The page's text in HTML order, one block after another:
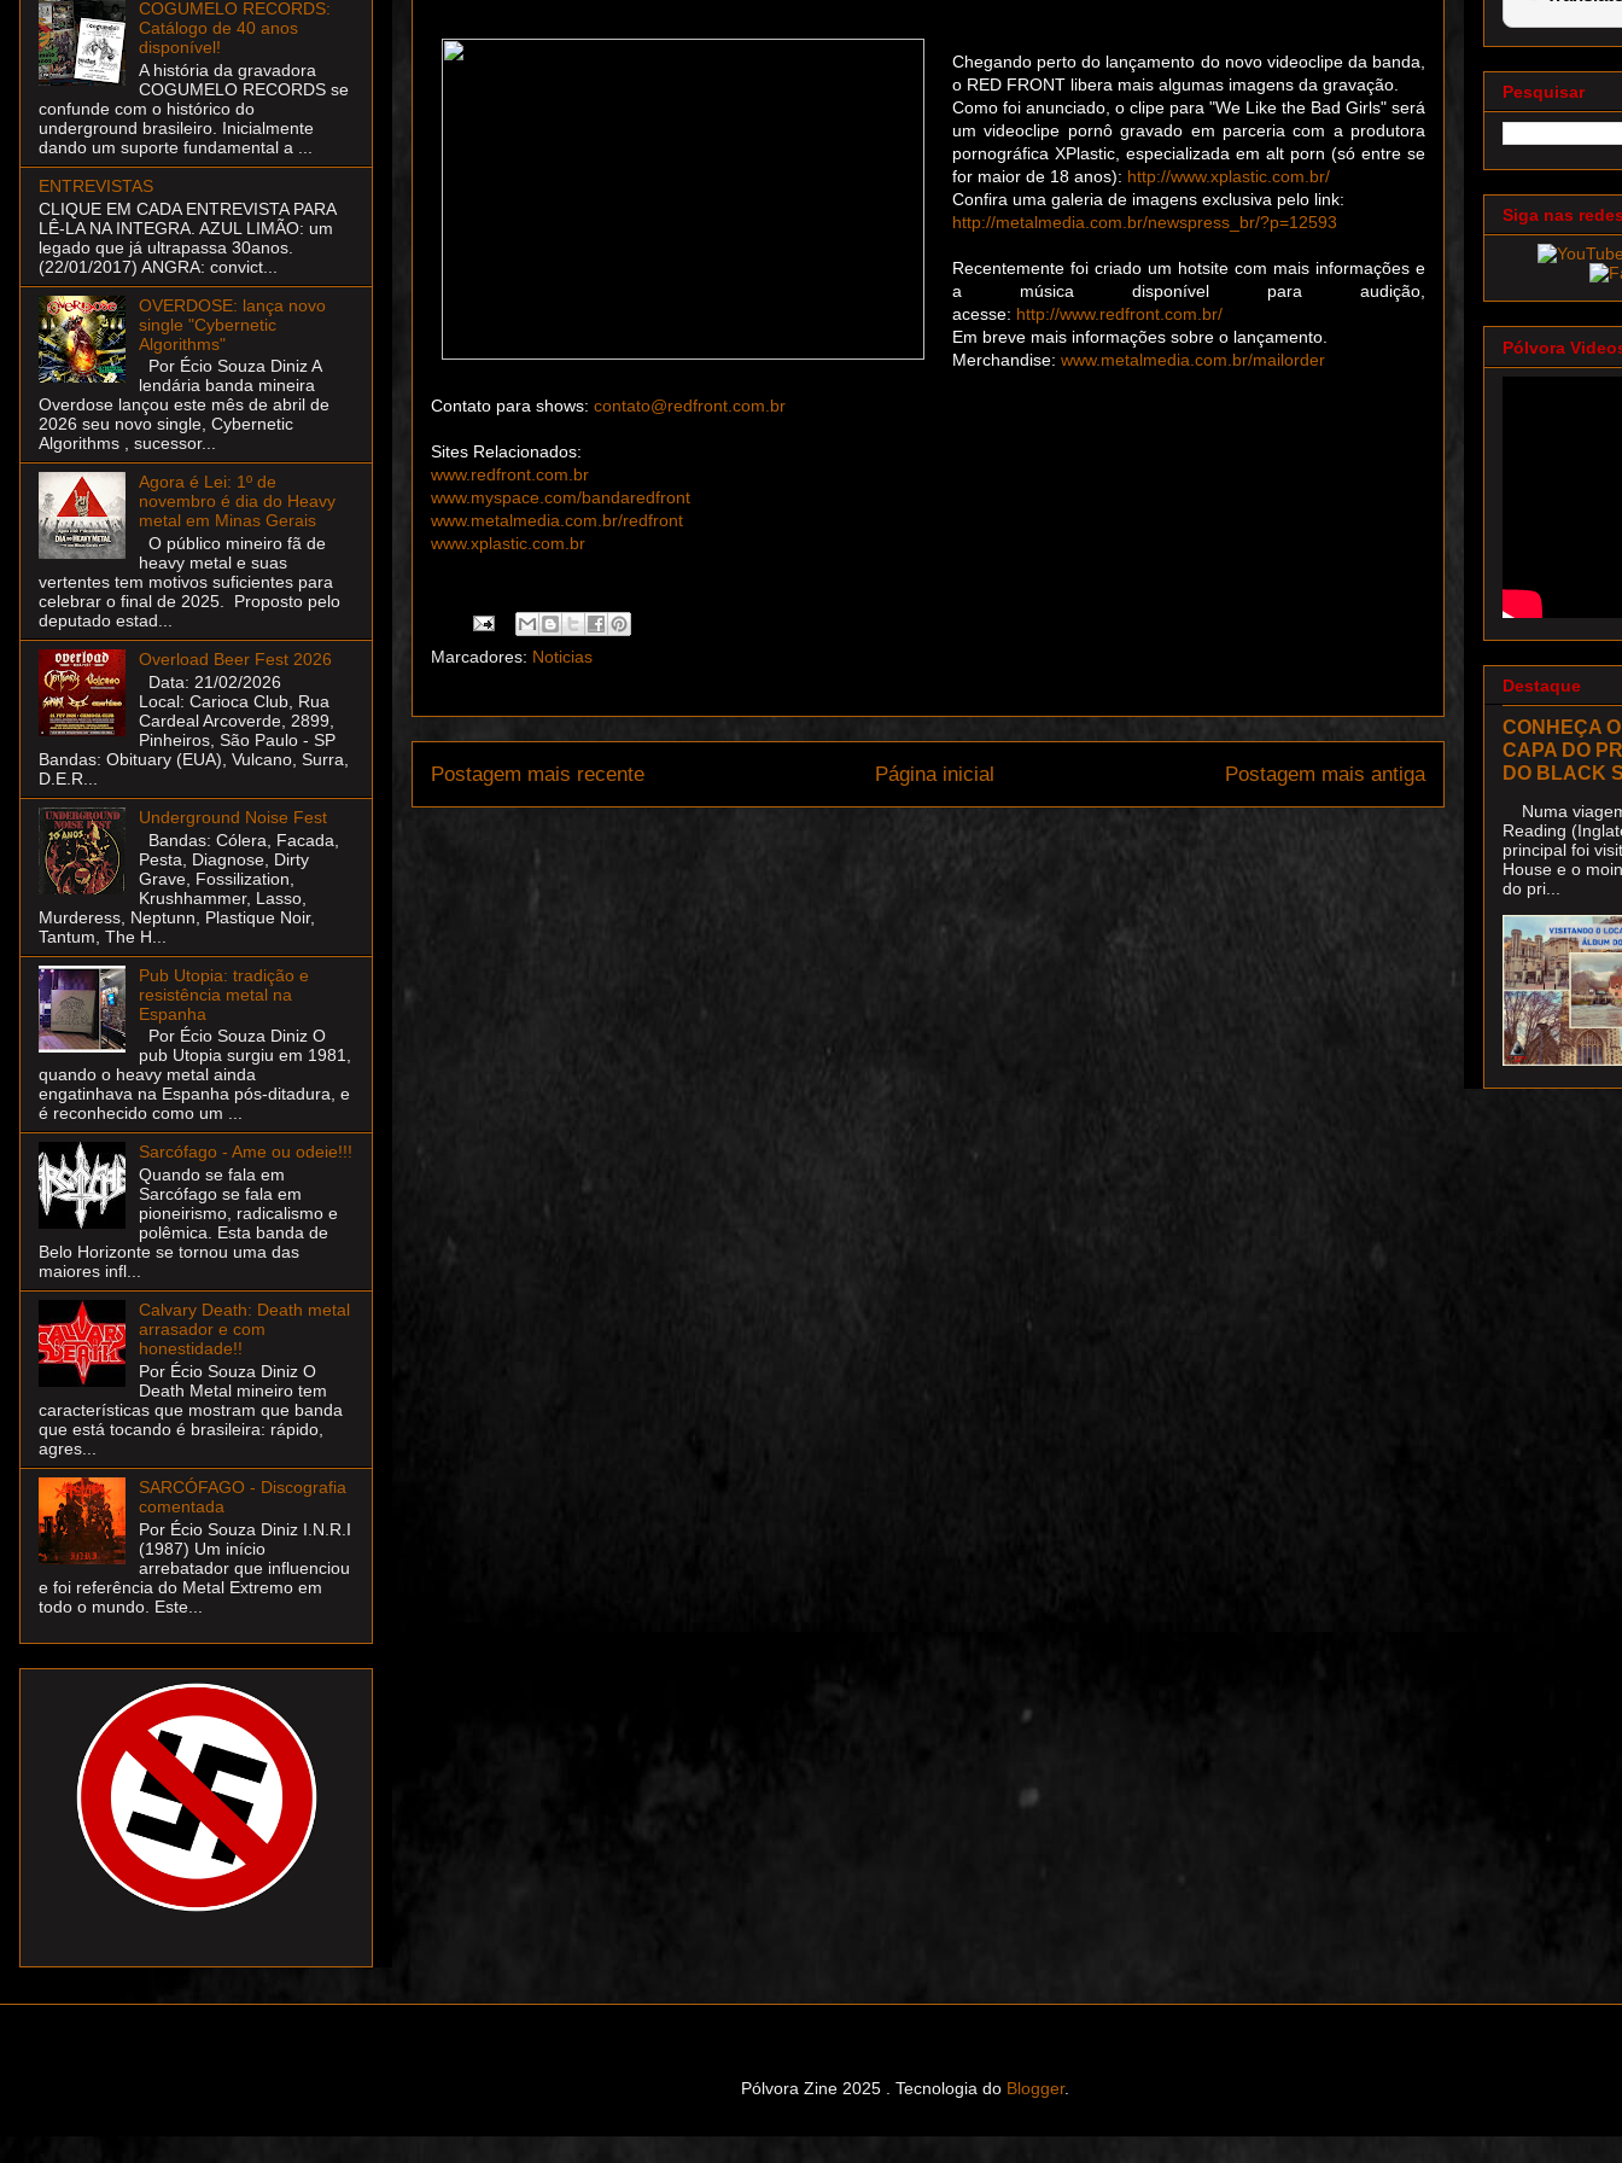
Chegando perto do lançamento do novo videoclipe da banda,
o RED FRONT libera mais algumas imagens da gravação.
Como foi anunciado, o clipe para "We Like the Bad Girls" será
um videoclipe pornô gravado em parceria com a produtora
pornográfica XPlastic, especializada em alt porn (só entre se
for maior de 18 anos): http://www.xplastic.com.br/
Confira uma galeria de imagens exclusiva pelo link:
http://metalmedia.com.br/newspress_br/?p=12593
Recentemente foi criado um hotsite com mais informações e
a música disponível para audição,
acesse: http://www.redfront.com.br/
Em breve mais informações sobre o lançamento.
Merchandise: www.metalmedia.com.br/mailorder
Contato para shows: contato@redfront.com.br
Sites Relacionados:
www.redfront.com.br
www.myspace.com/bandaredfront
www.metalmedia.com.br/redfront
www.xplastic.com.br
Marcadores: Noticias
Postagem mais recente Postagem mais antiga
Página inicial
COGUMELO RECORDS:
Catálogo de 40 anos
disponível!
A história da gravadora
COGUMELO RECORDS se
confunde com o histórico do
underground brasileiro. Inicialmente
dando um suporte fundamental a ...
ENTREVISTAS
CLIQUE EM CADA ENTREVISTA PARA
LÊ-LA NA INTEGRA. AZUL LIMÃO: um
legado que já ultrapassa 30anos.
(22/01/2017) ANGRA: convict...
OVERDOSE: lança novo
single "Cybernetic
Algorithms"
Por Écio Souza Diniz A
lendária banda mineira
Overdose lançou este mês de abril de
2026 seu novo single, Cybernetic
Algorithms , sucessor...
Agora é Lei: 1º de
novembro é dia do Heavy
metal em Minas Gerais
O público mineiro fã de
heavy metal e suas
vertentes tem motivos suficientes para
celebrar o final de 2025. Proposto pelo
deputado estad...
Overload Beer Fest 2026
Data: 21/02/2026
Local: Carioca Club, Rua
Cardeal Arcoverde, 2899,
Pinheiros, São Paulo - SP
Bandas: Obituary (EUA), Vulcano, Surra,
D.E.R...
Underground Noise Fest
Bandas: Cólera, Facada,
Pesta, Diagnose, Dirty
Grave, Fossilization,
Krushhammer, Lasso,
Murderess, Neptunn, Plastique Noir,
Tantum, The H...
Pub Utopia: tradição e
resistência metal na
Espanha
Por Écio Souza Diniz O
pub Utopia surgiu em 1981,
quando o heavy metal ainda
engatinhava na Espanha pós-ditadura, e
é reconhecido como um ...
Sarcófago - Ame ou odeie!!!
Quando se fala em
Sarcófago se fala em
pioneirismo, radicalismo e
polêmica. Esta banda de
Belo Horizonte se tornou uma das
maiores infl...
Calvary Death: Death metal
arrasador e com
honestidade!!
Por Écio Souza Diniz O
Death Metal mineiro tem
características que mostram que banda
que está tocando é brasileira: rápido,
agres...
SARCÓFAGO - Discografia
comentada
Por Écio Souza Diniz I.N.R.I
(1987) Um início
arrebatador que influenciou
e foi referência do Metal Extremo em
todo o mundo. Este...
Pesquisar
Siga nas
Pólvora
Destaque
CONHEÇA
CAPA DO
DO BLACK
Numa
Reading
principal foi
House e o
do pri...
Pólvora Zine 2025 . Tecnologia do Blogger.